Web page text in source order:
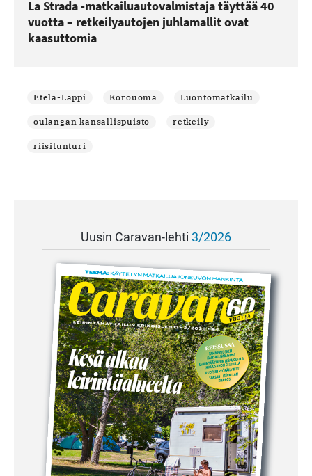
La Strada -matkailuautovalmistaja täyttää 40
vuotta – retkeilyautojen juhlamallit ovat
kaasuttomia
Etelä-Lappi Korouoma Luontomatkailu
oulangan kansallispuisto retkeily
riisitunturi
Uusin Caravan-lehti 3/2026